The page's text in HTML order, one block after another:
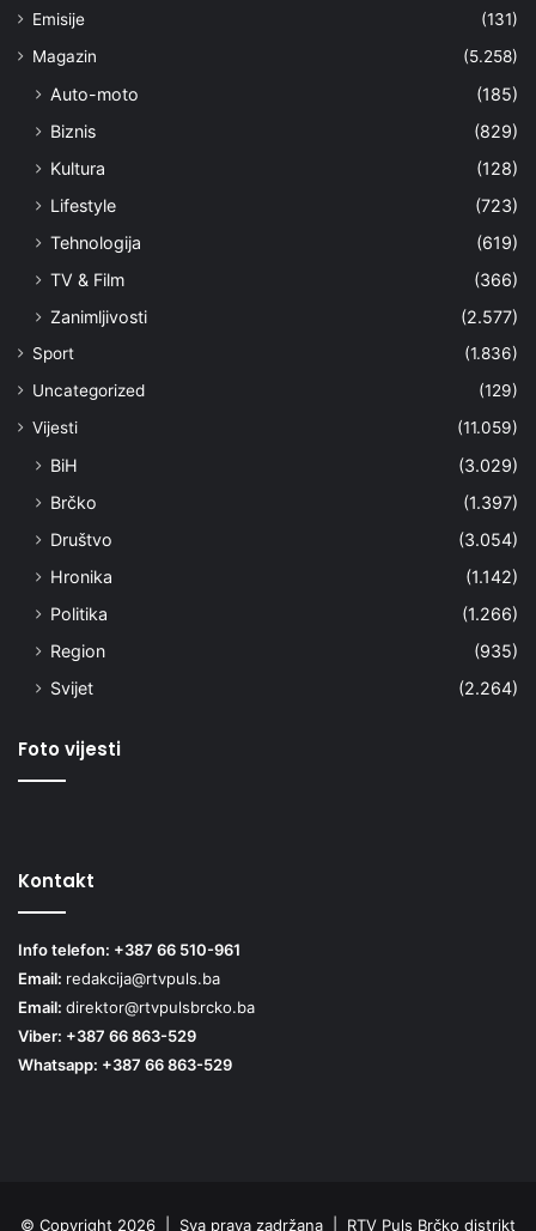
Emisije
(131)
Magazin
(5.258)
Auto-moto
(185)
Biznis
(829)
Kultura
(128)
Lifestyle
(723)
Tehnologija
(619)
TV & Film
(366)
Zanimljivosti
(2.577)
Sport
(1.836)
Uncategorized
(129)
Vijesti
(11.059)
BiH
(3.029)
Brčko
(1.397)
Društvo
(3.054)
Hronika
(1.142)
Politika
(1.266)
Region
(935)
Svijet
(2.264)
Foto vijesti
Kontakt
Info telefon: +387 66 510-961
Email: redakcija@rtvpuls.ba
Email: direktor@rtvpulsbrcko.ba
Viber: +387 66 863-529
Whatsapp: +387 66 863-529
© Copyright 2026 | Sva prava zadržana | RTV Puls Brčko distrikt